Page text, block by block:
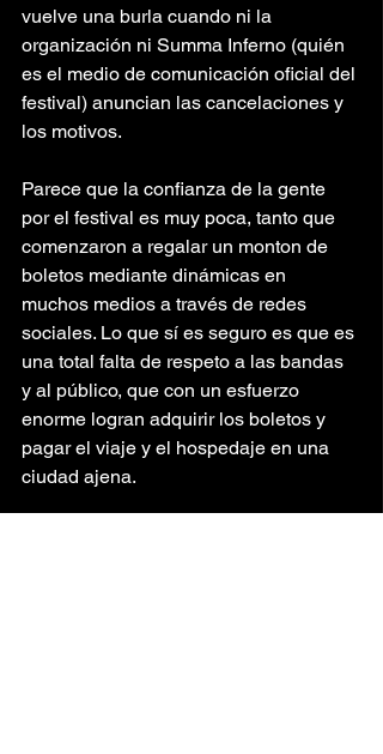
vuelve una burla cuando ni la
organización ni Summa Inferno (quién
es el medio de comunicación oficial del
festival) anuncian las cancelaciones y
los motivos.
Parece que la confianza de la gente
por el festival es muy poca, tanto que
comenzaron a regalar un monton de
boletos mediante dinámicas en
muchos medios a través de redes
sociales. Lo que sí es seguro es que es
una total falta de respeto a las bandas
y al público, que con un esfuerzo
enorme logran adquirir los boletos y
pagar el viaje y el hospedaje en una
ciudad ajena.